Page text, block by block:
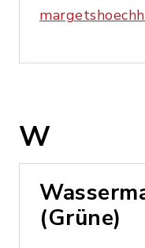
W
(Grüne)